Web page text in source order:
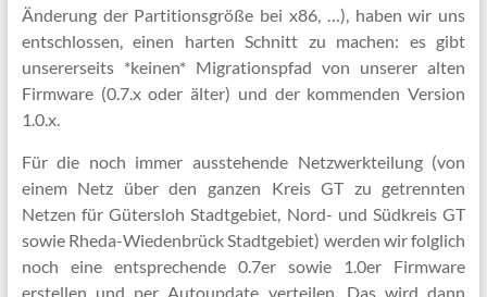
Änderung der Partitionsgröße bei x86, …), haben wir uns
entschlossen, einen harten Schnitt zu machen: es gibt
unsererseits *keinen* Migrationspfad von unserer alten
Firmware (0.7.x oder älter) und der kommenden Version
1.0.x.
Für die noch immer ausstehende Netzwerkteilung (von
einem Netz über den ganzen Kreis GT zu getrennten
Netzen für Gütersloh Stadtgebiet, Nord- und Südkreis GT
sowie Rheda-Wiedenbrück Stadtgebiet) werden wir folglich
noch eine entsprechende 0.7er sowie 1.0er Firmware
erstellen und per Autoupdate verteilen. Das wird dann